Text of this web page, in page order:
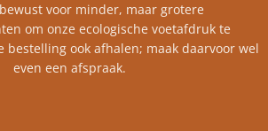
voor minder, maar grotere
om onze ecologische voetafdruk te
bestelling ook afhalen; maak daarvoor wel
even een afspraak.